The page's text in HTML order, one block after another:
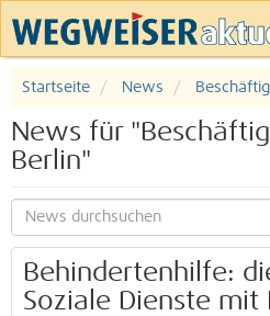
Startseite News
News für
Berlin"
Behindertenhilfe:
Soziale Dienste mit